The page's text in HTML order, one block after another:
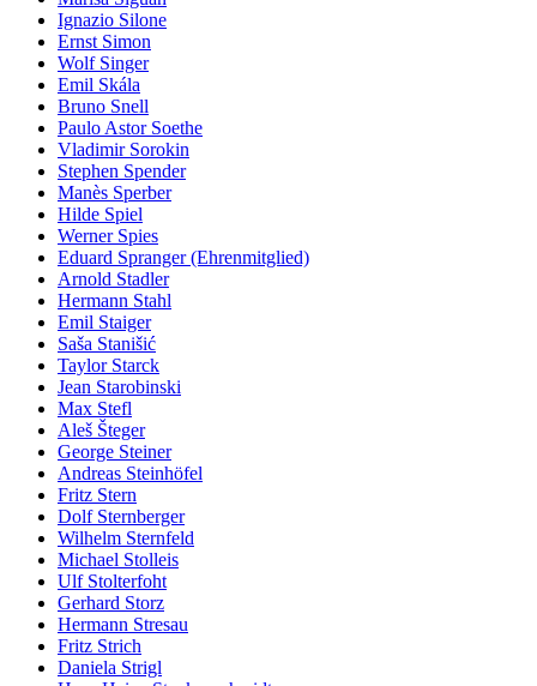
Ignazio Silone
Ernst Simon
Wolf Singer
Emil Skála
Bruno Snell
Paulo Astor Soethe
Vladimir Sorokin
Stephen Spender
Manès Sperber
Hilde Spiel
Werner Spies
Eduard Spranger (Ehrenmitglied)
Arnold Stadler
Hermann Stahl
Emil Staiger
Saša Stanišić
Taylor Starck
Jean Starobinski
Max Stefl
Aleš Šteger
George Steiner
Andreas Steinhöfel
Fritz Stern
Dolf Sternberger
Wilhelm Sternfeld
Michael Stolleis
Ulf Stolterfoht
Gerhard Storz
Hermann Stresau
Fritz Strich
Daniela Strigl